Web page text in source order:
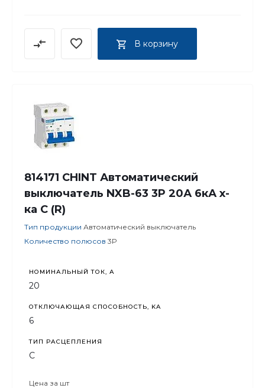
В корзину
814171 CHINT Автоматический
выключатель NXB-63 3P 20А 6кА х-
ка C (R)
Тип продукции Автоматический выключатель
Количество полюсов 3P
НОМИНАЛЬНЫЙ ТОК, А
20
ОТКЛЮЧАЮЩАЯ СПОСОБНОСТЬ, KA
6
ТИП РАСЦЕПЛЕНИЯ
C
Цена за шт